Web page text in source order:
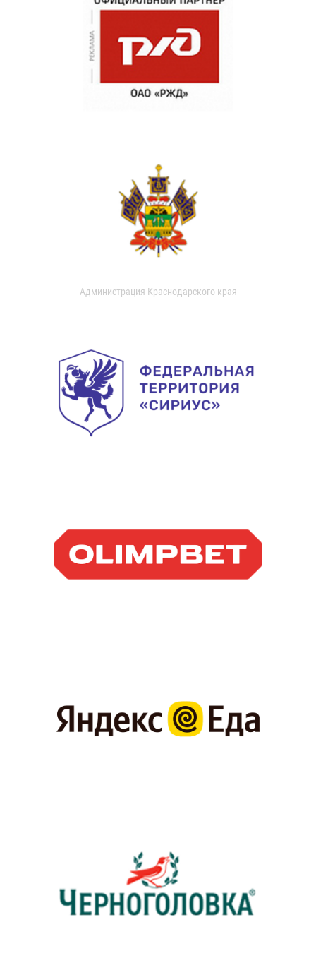
Администрация Краснодарского края